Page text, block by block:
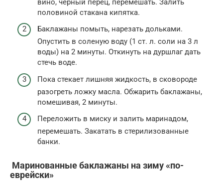
вино, черный перец, пере­мешать. Залить
половиной стакана ки­пятка.
Баклажаны помыть, нарезать долька­ми.
Опустить в соленую воду (1 ст. л. соли на 3 л
воды) на 2 минуты. Отки­нуть на дуршлаг дать
стечь воде.
Пока стекает лишняя жидкость, в ско­вороде
разогреть ложку масла. Обжа­рить баклажаны,
помешивая, 2 мину­ты.
Переложить в миску и залить ма­ринадом,
перемешать. Закатать в стерилизованные
банки.
Маринованные баклажаны на зиму «по-
еврейски»